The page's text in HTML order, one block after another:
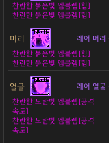
찬란한 붉은빛 엠블렘[힘]
찬란한 붉은빛 엠블렘[힘]
머리 레어 머리
찬란한 붉은빛 엠블렘[힘]
찬란한 붉은빛 엠블렘[힘]
얼굴 레어 얼굴
찬란한 노란빛 엠블렘[공격
속도]
찬란한 노란빛 엠블렘[공격
속도]